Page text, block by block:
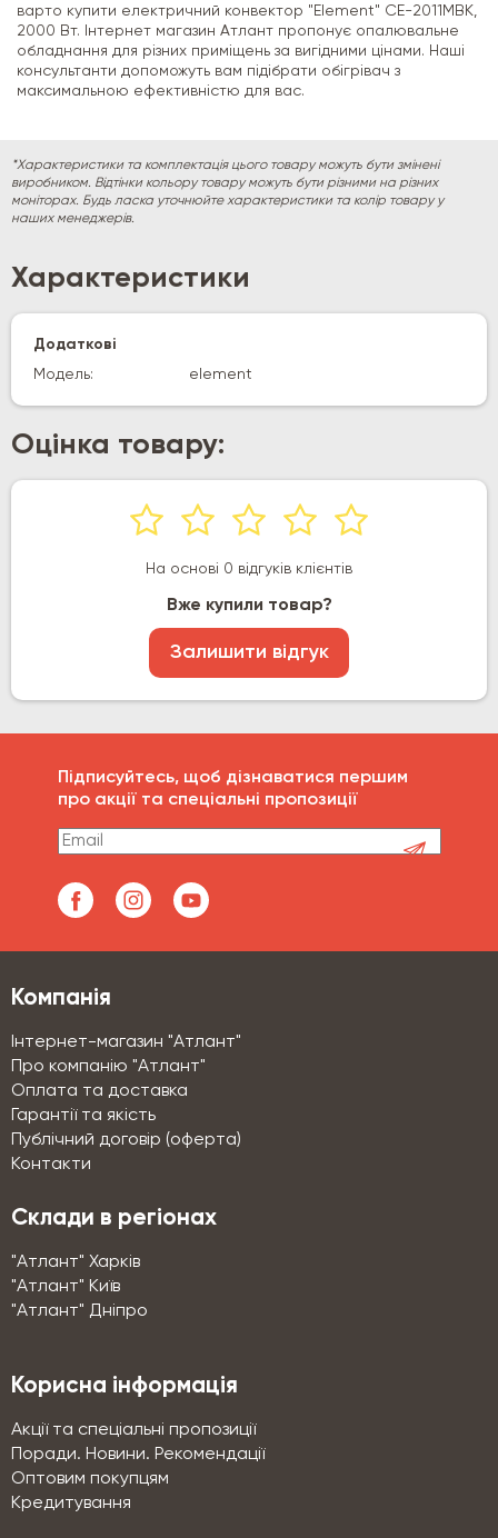
варто купити електричний конвектор "Element" CE-2011MBK,
2000 Вт. Інтернет магазин Атлант пропонує опалювальне
обладнання для різних приміщень за вигідними цінами. Наші
консультанти допоможуть вам підібрати обігрівач з
максимальною ефективністю для вас.
*Характеристики та комплектація цього товару можуть бути змінені
виробником. Відтінки кольору товару можуть бути різними на різних
моніторах. Будь ласка уточнюйте характеристики та колір товару у
наших менеджерів.
Характеристики
Додаткові
Модель:
element
Оцінка товару:
На основі 0 відгуків клієнтів
Вже купили товар?
Залишити відгук
Підписуйтесь, щоб дізнаватися першим
про акції та спеціальні пропозиції
Компанія
Інтернет-магазин "Атлант"
Про компанію "Атлант"
Оплата та доставка
Гарантії та якість
Публічний договір (оферта)
Контакти
Склади в регіонах
"Атлант" Харків
"Атлант" Київ
"Атлант" Дніпро
Корисна інформація
Акції та спеціальні пропозиції
Поради. Новини. Рекомендації
Оптовим покупцям
Кредитування